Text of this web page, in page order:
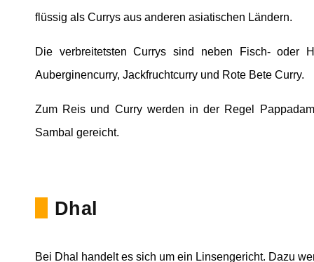
flüssig als Currys aus anderen asiatischen Ländern.
Die verbreitetsten Currys sind neben Fisch- oder
Auberginencurry, Jackfruchtcurry und Rote Bete Curry.
Zum Reis und Curry werden in der Regel
Sambal gereicht.
Dhal
Bei Dhal handelt es sich um ein Linsengericht. Dazu